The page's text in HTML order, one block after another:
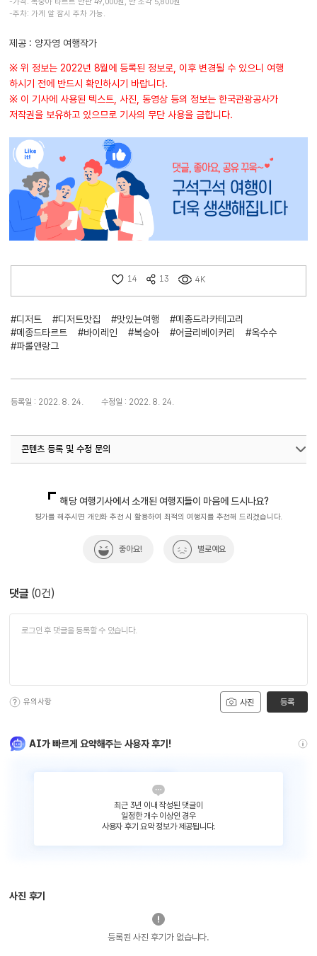
-주차: 가게 앞 잠시 주차 가능.
제공 : 양자영 여행작가
※ 위 정보는 2022년 8월에 등록된 정보로, 이후 변경될 수 있으니 여행
하시기 전에 반드시 확인하시기 바랍니다.
※ 이 기사에 사용된 텍스트, 사진, 동영상 등의 정보는 한국관광공사가
저작권을 보유하고 있으므로 기사의 무단 사용을 금합니다.
14 13 4K
#디저트 #디저트맛집 #맛있는여행
#메종드라카테고리
#메종드타르트
#바이레인 #복숭아 #어글리베이커리
#옥수수
#파롤앤랑그
등록일 : 2022. 8. 24. 수정일 : 2022. 8. 24.
콘텐츠 등록 및 수정 문의
해당 여행기사에서 소개된 여행지들이 마음에 드시나요?
평가를 해주시면 개인화 추천 시 활용하여 최적의 여행지를 추천해 드리겠습니다.
좋아요! 별로예요
댓글 (0건)
사진
유의사항 등록
AI가 빠르게 요약해주는 사용자 후기!
최근 3년 이내 작성된 댓글이
일정한 개수 이상인 경우
사용자 후기 요약 정보가 제공됩니다.
사진 후기
등록된 사진 후기가 없습니다.